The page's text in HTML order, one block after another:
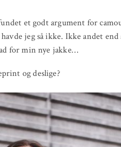
et godt argument for
jeg så ikke. Ikke andet end
for min nye jakke…
og deslige?